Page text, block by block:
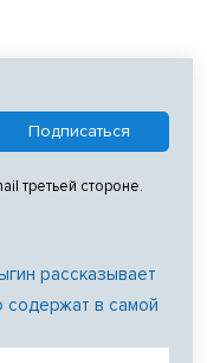
третьей стороне.
рассказывает
содержат в самой